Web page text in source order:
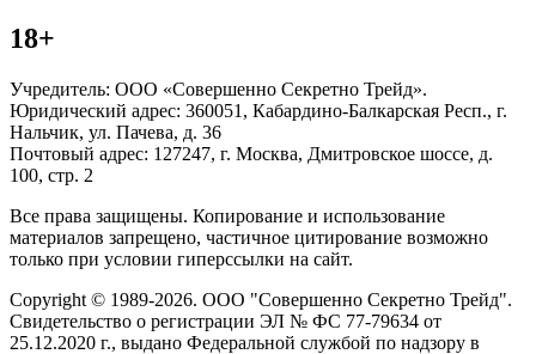
18+
Учредитель: ООО «Совершенно Секретно Трейд».
Юридический адрес: 360051, Кабардино-Балкарская Респ., г.
Нальчик, ул. Пачева, д. 36
Почтовый адрес: 127247, г. Москва, Дмитровское шоссе, д.
100, стр. 2
Все права защищены. Копирование и использование
материалов запрещено, частичное цитирование возможно
только при условии гиперссылки на сайт.
Copyright © 1989-2026. ООО "Совершенно Секретно Трейд".
Свидетельство о регистрации ЭЛ № ФС 77-79634 от
25.12.2020 г., выдано Федеральной службой по надзору в